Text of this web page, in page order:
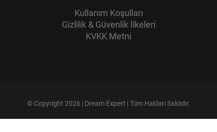
Kullanım Koşulları
Gizlilik & Güvenlik İlkeleri
KVKK Metni
© Copyright 2026 | Dream Expert | Tüm Hakları Saklıdır.